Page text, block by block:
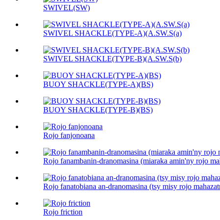
SWIVEL(SW)
SWIVEL SHACKLE(TYPE-A)(A.SW.S(a)
SWIVEL SHACKLE(TYPE-B)(A.SW.S(b)
BUOY SHACKLE(TYPE-A)(BS)
BUOY SHACKLE(TYPE-B)(BS)
Rojo fanjonoana
Rojo fanambanin-dranomasina (miaraka amin'ny rojo
Rojo fanatobiana an-dranomasina (tsy misy rojo
Rojo friction